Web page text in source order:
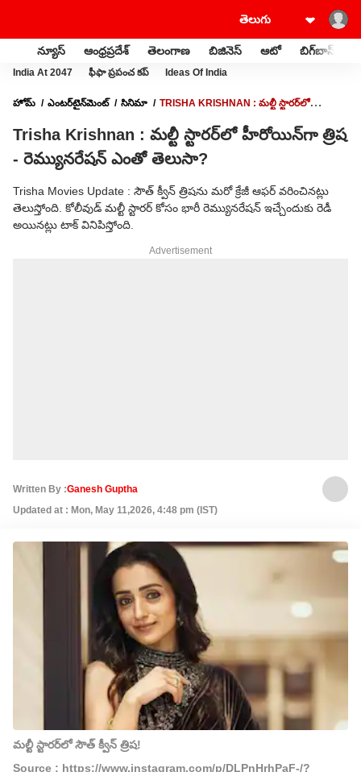
న్యూస్ ఆంధ్రప్రదేశ్ తెలంగాణ బిజినెస్ ఆటో బిగ్‌బాస్
India At 2047 ఫీఫా ప్రపంచ కప్ Ideas Of India
హోమ్ ఎంటర్‌టైన్‌మెంట్‌ సినిమా
TRISHA KRISHNAN : మల్టీ స్టారర్‌లో
Trisha Krishnan : మల్టీ స్టారర్‌లో హీరోయిన్‌గా త్రిష
- రెమ్యునరేషన్ ఎంతో తెలుసా?
Trisha Movies Update : సౌత్ క్వీన్ త్రిషను మరో క్రేజీ ఆఫర్ వరించినట్లు
తెలుస్తోంది. కోలీవుడ్ మల్టీ స్టారర్‌ కోసం భారీ రెమ్యునరేషన్ ఇచ్చేందుకు రెడీ
అయినట్లు టాక్ వినిపిస్తోంది.
Advertisement
Written By :Ganesh Guptha
Updated at : Mon, May 11,2026, 4:48 pm (IST)
మల్టీ స్టారర్‌లో సౌత్ క్వీన్ త్రిష!
Source : https://www.instagram.com/p/DLPnHrhPaF-/?